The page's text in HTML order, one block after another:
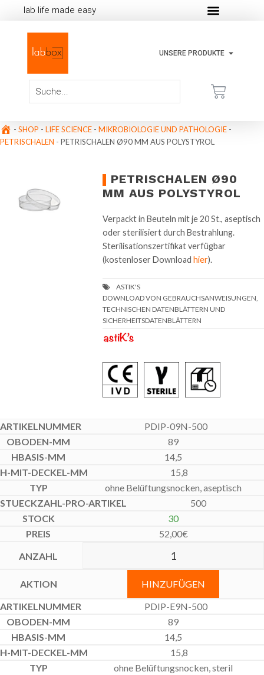
lab life made easy
UNSERE PRODUKTE
- SHOP - LIFE SCIENCE - MIKROBIOLOGIE UND PATHOLOGIE -
PETRISCHALEN - PETRISCHALEN Ø90 MM AUS POLYSTYROL
PETRISCHALEN Ø90
MM AUS POLYSTYROL
Verpackt in Beuteln mit je 20 St., aseptisch
oder sterilisiert durch Bestrahlung.
Sterilisationszertifikat verfügbar
(kostenloser Download hier).
DOWNLOAD VON GEBRAUCHSANWEISUNGEN,
TECHNISCHEN DATENBLÄTTERN UND
SICHERHEITSDATENBLÄTTERN
PDIP-09N-500
89
14,5
15,8
ohne Belüftungsnocken, aseptisch
500
30
52,00€
HINZUFÜGEN
PDIP-E9N-500
89
14,5
15,8
ohne Belüftungsnocken, steril